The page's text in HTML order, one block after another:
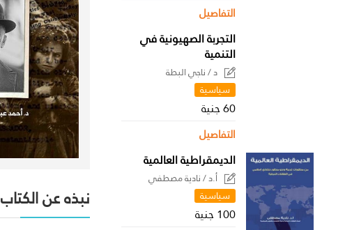
التفاصيل
التجربة الصهيونية في
التنمية
د / ناجي البطة
سياسية
60 جنية
التفاصيل
الديمقراطية العالمية
أ.د / نادية مصطفي
سياسية
100 جنية
نبذه عن الكتاب